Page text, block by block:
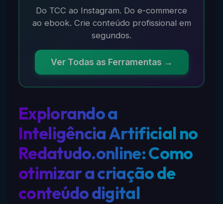
Do TCC ao Instagram. Do e-commerce
ao ebook. Crie conteúdo profissional em
segundos.
Ver Todas as Ferramentas →
Explorando a
Inteligência Artificial no
Redatudo.online: Como
otimizar a criação de
conteúdo digital